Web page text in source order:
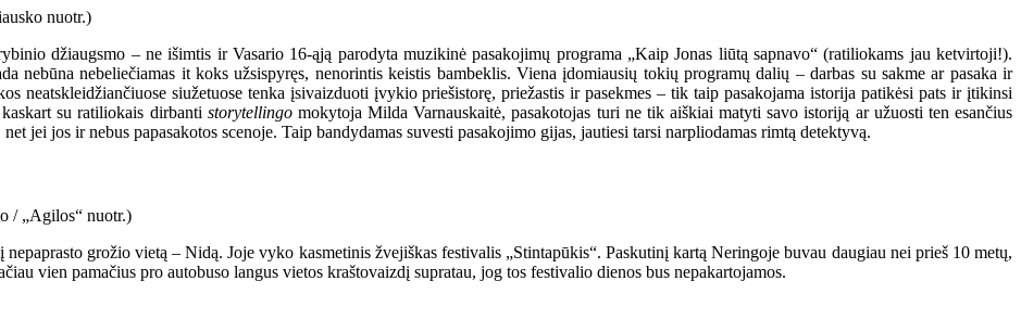
džiaugsmo – ne išimtis ir Vasario 16-ąją parodyta muzikinė pasakojimų programa „Kaip Jonas liūtą sapnavo“ (ratiliokams jau ketvirtoji!).
nebūna nebeliečiamas it koks užsispyręs, nenorintis keistis bambeklis. Viena įdomiausių tokių programų dalių – darbas su sakme ar pasaka ir
neatskleidžiančiuose siužetuose tenka įsivaizduoti įvykio priešistorę, priežastis ir pasekmes – tik taip pasakojama istorija patikėsi pats ir įtikinsi
su ratiliokais dirbanti storytellingomokytoja Milda Varnauskaitė, pasakotojas turi ne tik aiškiai matyti savo istoriją ar užuosti ten esančius
jei jos ir nebus papasakotos scenoje. Taip bandydamas suvesti pasakojimo gijas, jautiesi tarsi narpliodamas rimtą detektyvą.
grožio vietą – Nidą. Joje vyko kasmetinis žvejiškas festivalis „Stintapūkis“. Paskutinį kartą Neringoje buvau daugiau nei prieš 10 metų,
vien pamačius pro autobuso langus vietos kraštovaizdį supratau, jog tos festivalio dienos bus nepakartojamos.